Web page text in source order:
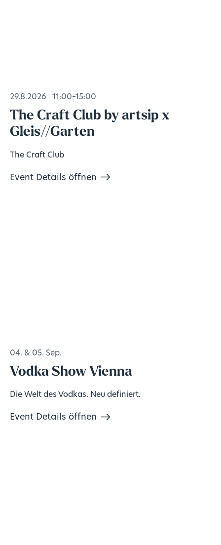
29.8.2026 11:00–15:00
The Craft Club by artsip x
Gleis//Garten
The Craft Club
Event Details öffnen
04. & 05. Sep.
Vodka Show Vienna
Die Welt des Vodkas. Neu definiert.
Event Details öffnen